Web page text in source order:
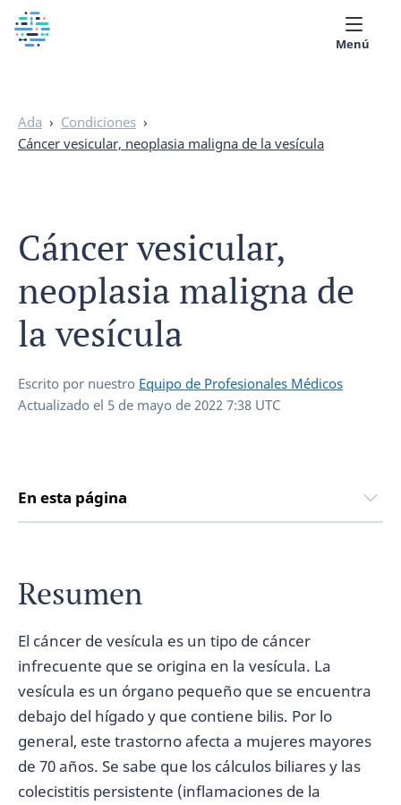
Biblioteca Médica
Menú
Ada › Condiciones ›
Cáncer vesicular, neoplasia maligna de la vesícula
Cáncer vesicular,
neoplasia maligna de
la vesícula
Escrito por nuestro Equipo de Profesionales Médicos
Actualizado el 5 de mayo de 2022 7:38 UTC
En esta página
Resumen
El cáncer de vesícula es un tipo de cáncer
infrecuente que se origina en la vesícula. La
vesícula es un órgano pequeño que se encuentra
debajo del hígado y que contiene bilis. Por lo
general, este trastorno afecta a mujeres mayores
de 70 años. Se sabe que los cálculos biliares y las
colecistitis persistente (inflamaciones de la